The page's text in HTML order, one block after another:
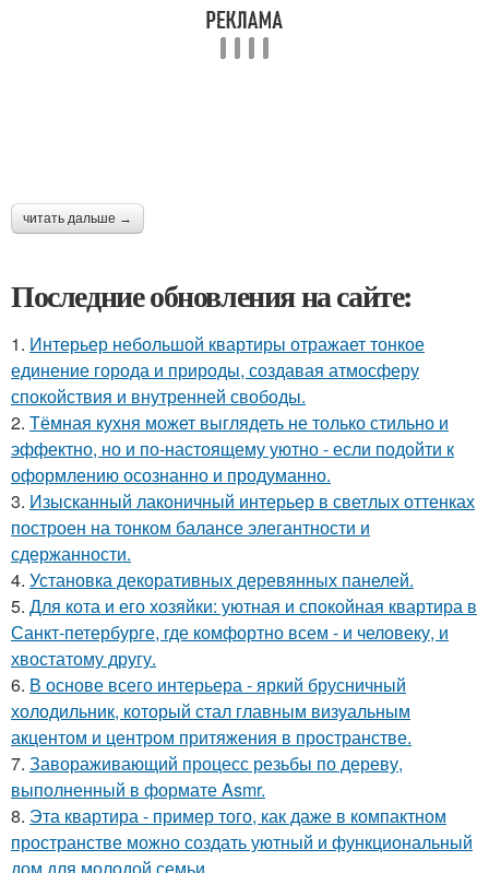
читать дальше →
Последние обновления на сайте:
1. Интерьер небольшой квартиры отражает тонкое
единение города и природы, создавая атмосферу
спокойствия и внутренней свободы.
2. Тёмная кухня может выглядеть не только стильно и
эффектно, но и по-настоящему уютно - если подойти к
оформлению осознанно и продуманно.
3. Изысканный лаконичный интерьер в светлых оттенках
построен на тонком балансе элегантности и
сдержанности.
4. Установка декоративных деревянных панелей.
5. Для кота и его хозяйки: уютная и спокойная квартира в
Санкт-петербурге, где комфортно всем - и человеку, и
хвостатому другу.
6. В основе всего интерьера - яркий брусничный
холодильник, который стал главным визуальным
акцентом и центром притяжения в пространстве.
7. Завораживающий процесс резьбы по дереву,
выполненный в формате Asmr.
8. Эта квартира - пример того, как даже в компактном
пространстве можно создать уютный и функциональный